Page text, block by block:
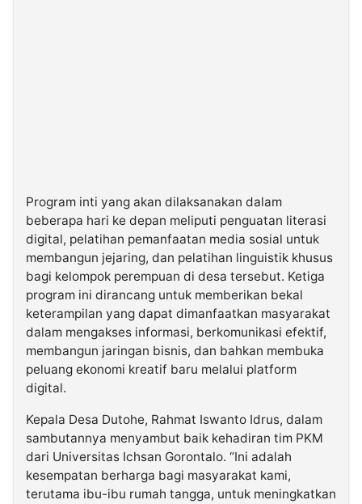
Program inti yang akan dilaksanakan dalam
beberapa hari ke depan meliputi penguatan literasi
digital, pelatihan pemanfaatan media sosial untuk
membangun jejaring, dan pelatihan linguistik khusus
bagi kelompok perempuan di desa tersebut. Ketiga
program ini dirancang untuk memberikan bekal
keterampilan yang dapat dimanfaatkan masyarakat
dalam mengakses informasi, berkomunikasi efektif,
membangun jaringan bisnis, dan bahkan membuka
peluang ekonomi kreatif baru melalui platform
digital.
Kepala Desa Dutohe, Rahmat Iswanto Idrus, dalam
sambutannya menyambut baik kehadiran tim PKM
dari Universitas Ichsan Gorontalo. “Ini adalah
kesempatan berharga bagi masyarakat kami,
terutama ibu-ibu rumah tangga, untuk meningkatkan